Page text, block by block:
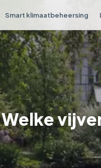
Smart klimaatbeheersing